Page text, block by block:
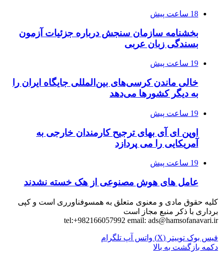
18 ساعت پیش
بخشنامه سازمان سنجش درباره جزئیات آزمون
بسندگی زبان عربی
19 ساعت پیش
خالی ماندن کرسی‌های بین‌المللی جایگاه ایران را
به دیگر کشورها می‌دهد
19 ساعت پیش
اوپن ای آی بهای ترجیح کارمندان خارجی به
آمریکایی را می پردازد
19 ساعت پیش
عامل های هوش مصنوعی از هک خسته نشدند
کلیه حقوق مادی و معنوی متعلق به همسوفناورری است و کپی
برداری با ذکر منبع مجاز است
tel:+982166057992 email: ads@hamsofanavari.ir
فیس بوک توییتر (X) واتس آپ تلگرام
دکمه بازگشت به بالا